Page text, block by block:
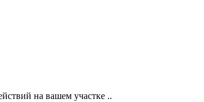
на вашем участке ..